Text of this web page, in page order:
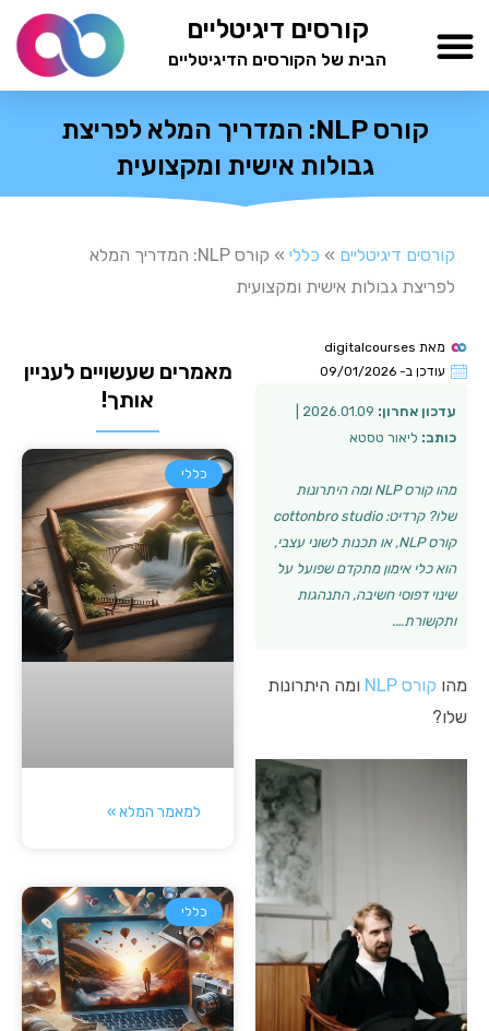
לתוכן
קורסים דיגיטליים
הבית של הקורסים הדיגיטליים
קורס NLP: המדריך המלא לפריצת
גבולות אישית ומקצועית
קורסים דיגיטליים » כללי »
קורס NLP: המדריך המלא
לפריצת גבולות אישית ומקצועית
מאת
עודכן ב- 09/01/2026
עדכון אחרון:
כותב: ליאור טסטא
מהו קורס NLP ומה היתרונות
שלו? קרדיט: cottonbro studio
קורס NLP, או תכנות לשוני עצבי,
הוא כלי אימון מתקדם שפועל על
שינוי דפוסי חשיבה, התנהגות
ותקשורת….
מהו קורס NLP
ומה היתרונות
שלו?
מאמרים שעשויים לעניין
אותך!
כללי
למאמר המלא »
כללי